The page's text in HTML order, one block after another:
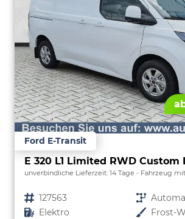
Ford E-Transit
unverbindliche Lieferzeit: 14 Tage Fahrzeug
Fahrzeugnr. 127563 Getriebe
Kraftstoff Elektro Außenfarbe Frost-